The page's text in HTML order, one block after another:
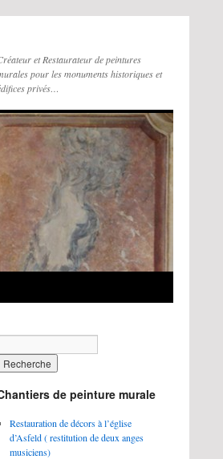
et Restaurateur de peintures
pour les monuments historiques et
privés…
de peinture murale
Restauration de décors à l’église
d’Asfeld ( restitution de deux anges
musiciens)